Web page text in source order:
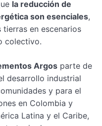
la reducción de
son esenciales,
en escenarios
colectivo.
Argos parte de
desarrollo industrial
y para el
en Colombia y
Latina y el Caribe,